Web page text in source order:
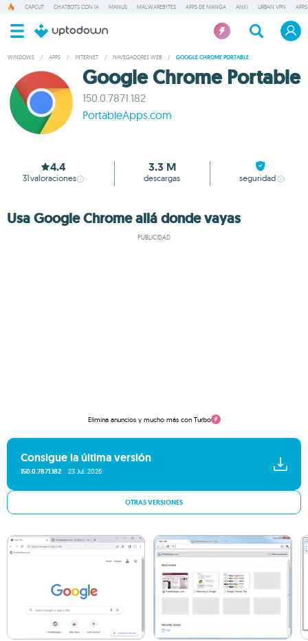
CAPCUT CHATBOTS CON IA MANUS MALWAREBYTES APPS DE MANGA ANKI URBAN VPN
WINDOWS / APPS / INTERNET / NAVEGADORES WEB / GOOGLE CHROME PORTABLE
Google Chrome Portable
150.0.7871.182
PortableApps.com
4.4
31valoraciones
3.3 M
descargas seguridad
Usa Google Chrome allá donde vayas
PUBLICIDAD
Elimina anuncios y mucho más con Turbo
Consigue la última versión
150.0.7871.182 23 Jul. 2026
OTRAS VERSIONES